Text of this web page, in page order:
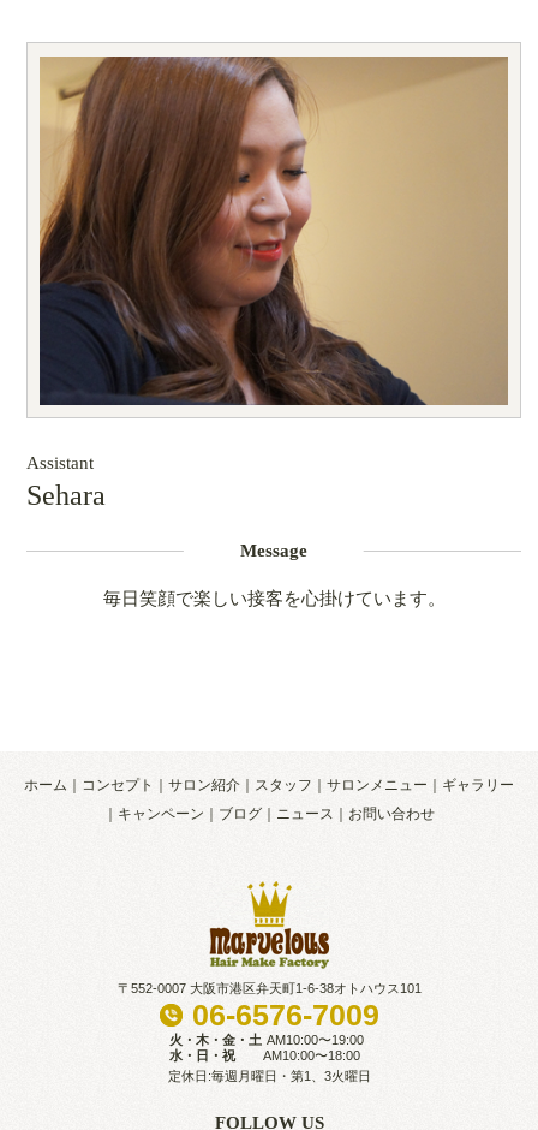
Assistant
Sehara
Message
毎日笑顔で楽しい接客を心掛けています。
ホーム コンセプト サロン紹介 スタッフ サロンメニュー
ギャラリー
キャンペーン
ブログ ニュース お問い合わせ
〒552-0007 大阪市港区弁天町1-6-38オトハウス101
06-6576-7009
火・木・金・土 AM10:00〜19:00
水・日・祝
AM10:00〜18:00
定休日:毎週月曜日・第1、3火曜日
FOLLOW US